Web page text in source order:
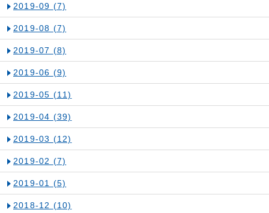
2019-09 (7)
2019-08 (7)
2019-07 (8)
2019-06 (9)
2019-05 (11)
2019-04 (39)
2019-03 (12)
2019-02 (7)
2019-01 (5)
2018-12 (10)